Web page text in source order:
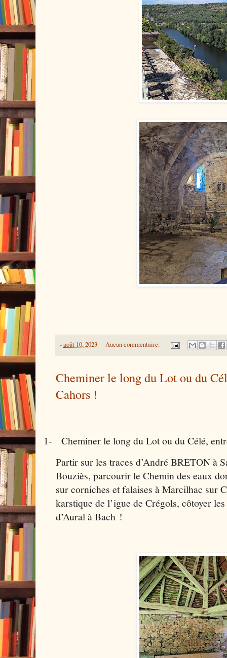
-août 10, 2023 Aucun commentaire:
Cheminer le long du Lot ou du
Cahors !
1-
Cheminer le long du Lot ou du Célé,
Partir sur les traces d’André BRETON à
Bouziès, parcourir le Chemin des eaux
sur corniches et falaises à Marcilhac sur
karstique de l’igue de Crégols, côtoyer
d’Aural à Bach !